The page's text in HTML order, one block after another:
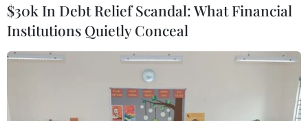
TIN LIÊN QUAN
$30k In Debt Relief Scandal: What Financial
Institutions Quietly Conceal